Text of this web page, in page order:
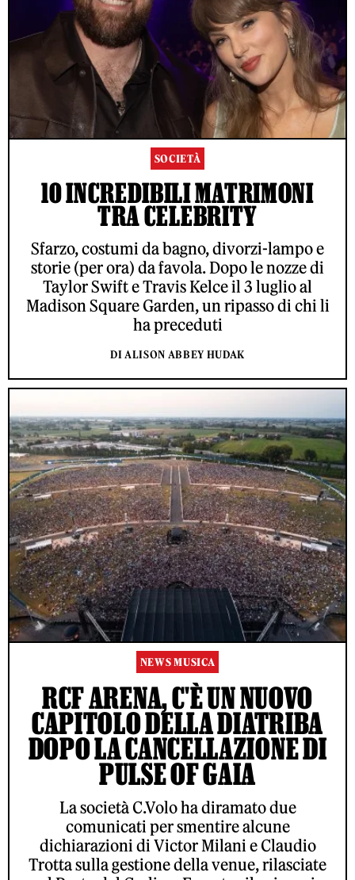
SOCIETÀ
10 INCREDIBILI MATRIMONI
TRA CELEBRITY
Sfarzo, costumi da bagno, divorzi-lampo e
storie (per ora) da favola. Dopo le nozze di
Taylor Swift e Travis Kelce il 3 luglio al
Madison Square Garden, un ripasso di chi li
ha preceduti
DI ALISON ABBEY HUDAK
NEWS MUSICA
RCF ARENA, C'È UN NUOVO
CAPITOLO DELLA DIATRIBA
DOPO LA CANCELLAZIONE DI
PULSE OF GAIA
La società C.Volo ha diramato due
comunicati per smentire alcune
dichiarazioni di Victor Milani e Claudio
Trotta sulla gestione della venue, rilasciate